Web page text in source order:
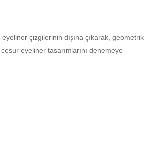
çizgilerinin dışına çıkarak, geometrik
eyeliner tasarımlarını denemeye